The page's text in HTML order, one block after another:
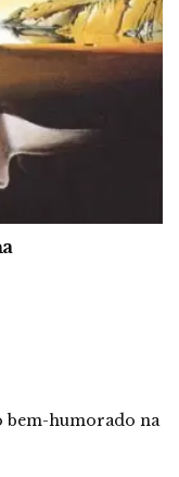
bem-humorado na